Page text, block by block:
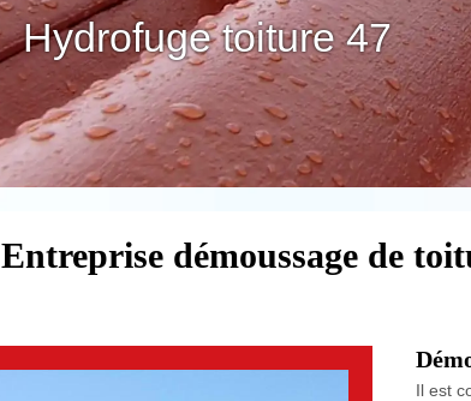
Hydrofuge toiture 47
Entreprise démoussage de
Il est